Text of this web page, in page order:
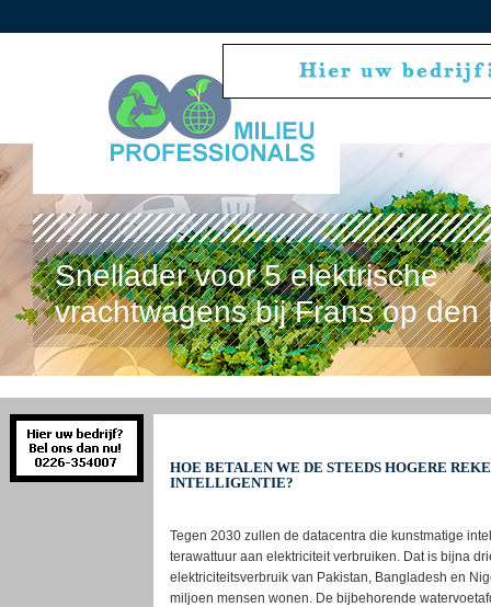
Snellader voor 5 elektrische
vrachtwagens bij Frans op den
HOE BETALEN WE DE STEEDS HOGERE
INTELLIGENTIE?
Tegen 2030 zullen de datacentra die kunstmatige
terawattuur aan elektriciteit verbruiken. Dat is bijna
elektriciteitsverbruik van Pakistan, Bangladesh en
miljoen mensen wonen. De bijbehorende